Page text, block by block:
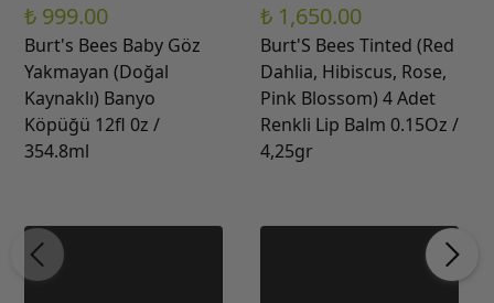
₺ 999.00
Burt's Bees Baby Göz
Yakmayan (Doğal
Kaynaklı) Banyo
Köpüğü 12fl 0z /
354.8ml
₺ 1,650.00
Burt'S Bees Tinted (Red
Dahlia, Hibiscus, Rose,
Pink Blossom) 4 Adet
Renkli Lip Balm 0.15Oz /
4,25gr